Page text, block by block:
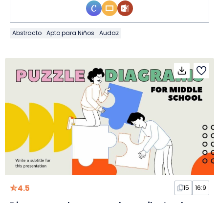
Abstracto Apto para Niños Audaz
4.5 15 16:9